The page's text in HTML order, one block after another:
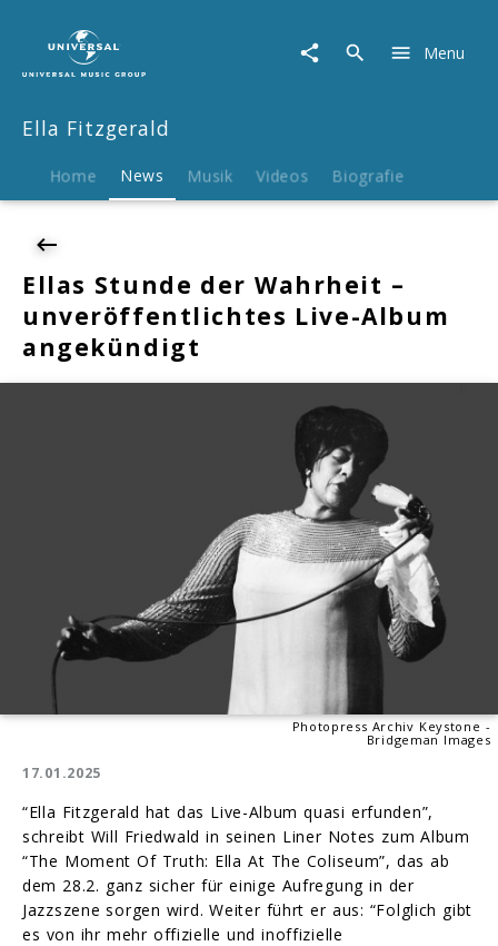
Fitzgerald
News
Ellas
Wahrheit
unveröffentlichtes
Album
angekündigt
Menu
Ella Fitzgerald
Home News Musik Videos Biografie
Ellas Stunde der Wahrheit –
unveröffentlichtes Live-Album
angekündigt
Photopress Archiv Keystone -
Bridgeman Images
17.01.2025
“Ella Fitzgerald hat das Live-Album quasi erfunden”,
schreibt Will Friedwald in seinen Liner Notes zum Album
“The Moment Of Truth: Ella At The Coliseum”, das ab
dem 28.2. ganz sicher für einige Aufregung in der
Jazzszene sorgen wird. Weiter führt er aus: “Folglich gibt
es von ihr mehr offizielle und inoffizielle